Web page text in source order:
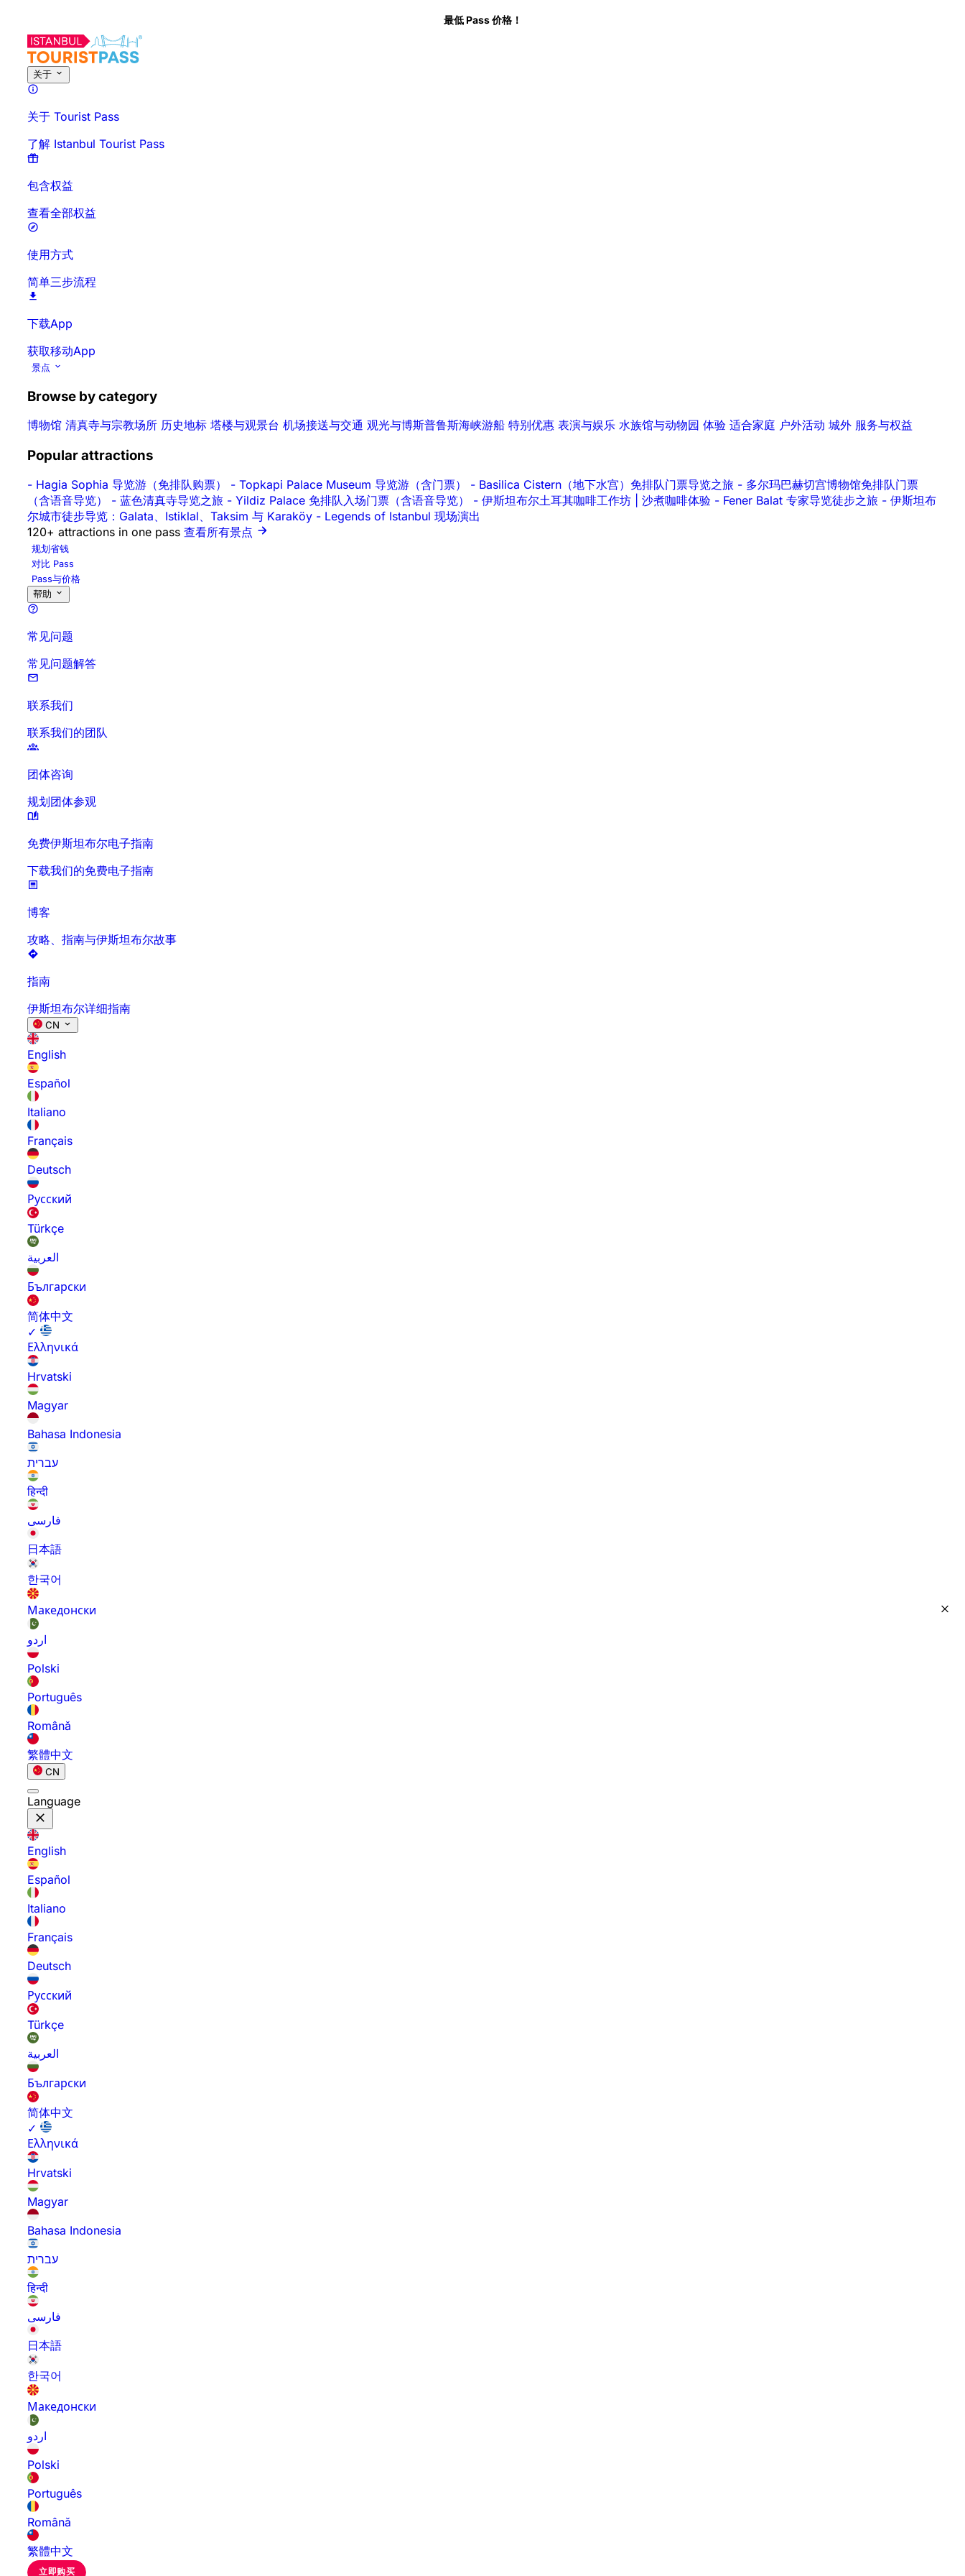
最低 Pass 价格！
关于
关于 Tourist Pass
了解 Istanbul Tourist Pass
包含权益
查看全部权益
使用方式
简单三步流程
下载App
获取移动App
景点
Browse by category
博物馆 清真寺与宗教场所 历史地标 塔楼与观景台 机场接送与交通 观光与博斯普鲁斯海峡游船 特别优惠 表演与娱乐 水族馆与动物园 体验 适合家庭 户外活动 城外 服务与权益
Popular attractions
- Hagia Sophia 导览游（免排队购票） - Topkapi Palace Museum 导览游（含门票） - Basilica Cistern（地下水宫）免排队门票导览之旅 - 多尔玛巴赫切宫博物馆免排队门票
（含语音导览） - 蓝色清真寺导览之旅 - Yildiz Palace 免排队入场门票（含语音导览） - 伊斯坦布尔土耳其咖啡工作坊 | 沙煮咖啡体验 - Fener Balat 专家导览徒步之旅 - 伊斯坦布
尔城市徒步导览：Galata、Istiklal、Taksim 与 Karaköy - Legends of Istanbul 现场演出
120+ attractions in one pass 查看所有景点
规划省钱
对比 Pass
Pass与价格
帮助
常见问题
常见问题解答
联系我们
联系我们的团队
团体咨询
规划团体参观
免费伊斯坦布尔电子指南
下载我们的免费电子指南
博客
攻略、指南与伊斯坦布尔故事
指南
伊斯坦布尔详细指南
CN
English
Español
Italiano
Français
Deutsch
Русский
Türkçe
العربية
Български
简体中文
✓
Ελληνικά
Hrvatski
Magyar
Bahasa Indonesia
עברית
हिन्दी
فارسی
日本語
한국어
Македонски
اردو
Polski
Português
Română
繁體中文
CN
Language
English
Español
Italiano
Français
Deutsch
Русский
Türkçe
العربية
Български
简体中文
✓
Ελληνικά
Hrvatski
Magyar
Bahasa Indonesia
עברית
हिन्दी
فارسی
日本語
한국어
Македонски
اردو
Polski
Português
Română
繁體中文
立即购买